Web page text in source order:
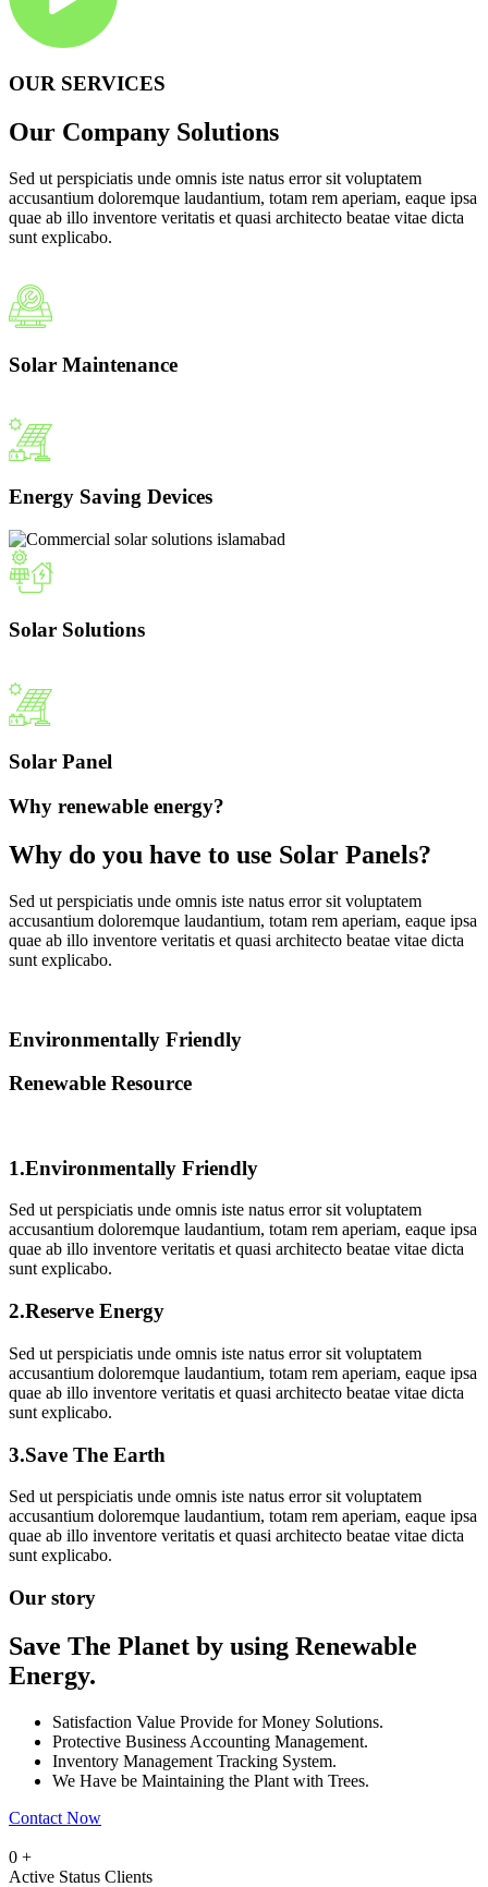
OUR SERVICES
Our Company Solutions
Sed ut perspiciatis unde omnis iste natus error sit voluptatem
accusantium doloremque laudantium, totam rem aperiam, eaque ipsa
quae ab illo inventore veritatis et quasi architecto beatae vitae dicta
sunt explicabo.
Solar Maintenance
Energy Saving Devices
Solar Solutions
Solar Panel
Why renewable energy?
Why do you have to use Solar Panels?
Sed ut perspiciatis unde omnis iste natus error sit voluptatem
accusantium doloremque laudantium, totam rem aperiam, eaque ipsa
quae ab illo inventore veritatis et quasi architecto beatae vitae dicta
sunt explicabo.
Environmentally Friendly
Renewable Resource
1.Environmentally Friendly
Sed ut perspiciatis unde omnis iste natus error sit voluptatem
accusantium doloremque laudantium, totam rem aperiam, eaque ipsa
quae ab illo inventore veritatis et quasi architecto beatae vitae dicta
sunt explicabo.
2.Reserve Energy
Sed ut perspiciatis unde omnis iste natus error sit voluptatem
accusantium doloremque laudantium, totam rem aperiam, eaque ipsa
quae ab illo inventore veritatis et quasi architecto beatae vitae dicta
sunt explicabo.
3.Save The Earth
Sed ut perspiciatis unde omnis iste natus error sit voluptatem
accusantium doloremque laudantium, totam rem aperiam, eaque ipsa
quae ab illo inventore veritatis et quasi architecto beatae vitae dicta
sunt explicabo.
Our story
Save The Planet by using Renewable
Energy.
Satisfaction Value Provide for Money Solutions.
Protective Business Accounting Management.
Inventory Management Tracking System.
We Have be Maintaining the Plant with Trees.
Contact Now
0 +
Active Status Clients